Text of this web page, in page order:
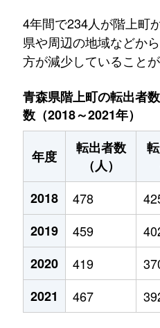
4年間で234人が階上町
県や周辺の地域などか
方が減少していることが
青森県階上町の転出者
数（2018～2021年）
年度
転出者数
（人）
2018
478
2019
459
2020
419
2021
467